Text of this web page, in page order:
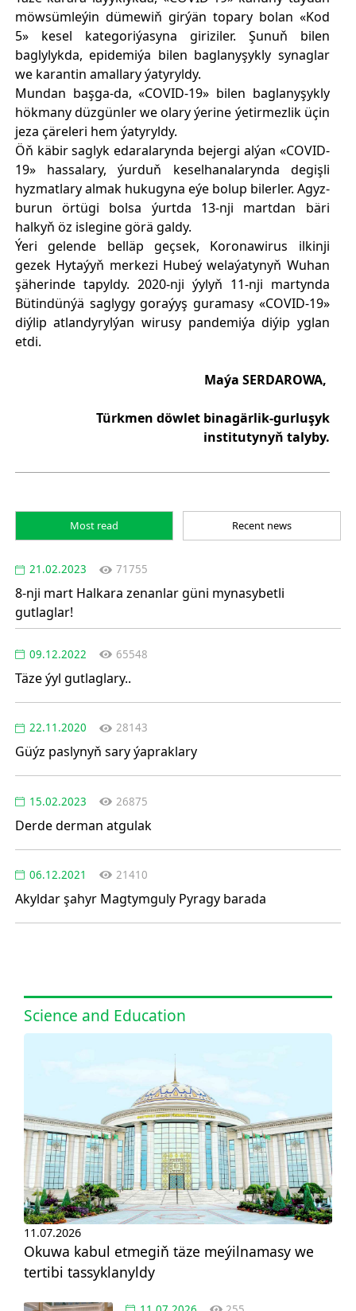
möwsümleýin dümewiň girýän topary bolan «Kod
5» kesel kategoriýasyna giriziler. Şunuň bilen
baglylykda, epidemiýa bilen baglanyşykly synaglar
we karantin amallary ýatyryldy.
Mundan başga-da, «COVID-19» bilen baglanyşykly
hökmany düzgünler we olary ýerine ýetirmezlik üçin
jeza çäreleri hem ýatyryldy.
Öň käbir saglyk edaralarynda bejergi alýan «COVID-
19» hassalary, ýurduň keselhanalarynda degişli
hyzmatlary almak hukugyna eýe bolup bilerler. Agyz-
burun örtügi bolsa ýurtda 13-nji martdan bäri
halkyň öz islegine görä galdy.
Ýeri gelende belläp geçsek, Koronawirus ilkinji
gezek Hytaýyň merkezi Hubeý welaýatynyň Wuhan
şäherinde tapyldy. 2020-nji ýylyň 11-nji martynda
Bütindünýä saglygy goraýyş guramasy «COVID-19»
diýlip atlandyrylýan wirusy pandemiýa diýip yglan
etdi.
Maýa SERDAROWA,
Türkmen döwlet binagärlik-gurluşyk
institutynyň talyby.
Most read Recent news
21.02.2023 71755
8-nji mart Halkara zenanlar güni mynasybetli
gutlaglar!
09.12.2022 65548
Täze ýyl gutlaglary..
22.11.2020 28143
Güýz paslynyň sary ýapraklary
15.02.2023 26875
Derde derman atgulak
06.12.2021 21410
Akyldar şahyr Magtymguly Pyragy barada
Science and Education
11.07.2026
Okuwa kabul etmegiň täze meýilnamasy we
tertibi tassyklanyldy